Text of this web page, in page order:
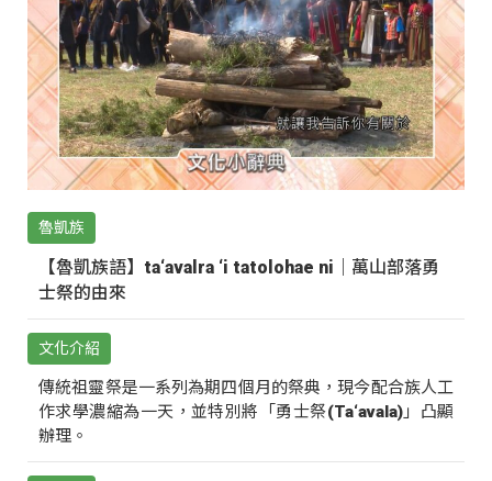
魯凱族
【魯凱族語】ta‘avalra ‘i tatolohae ni｜萬山部落勇
士祭的由來
文化介紹
傳統祖靈祭是一系列為期四個月的祭典，現今配合族人工
作求學濃縮為一天，並特別將「勇士祭(Ta‘avala)」凸顯
辦理。